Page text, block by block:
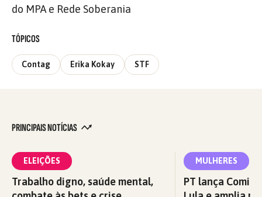
do MPA e Rede Soberania
TÓPICOS
Contag Erika Kokay STF
PRINCIPAIS NOTÍCIAS
ELEIÇÕES
Trabalho digno, saúde mental,
MULHERES
PT lança